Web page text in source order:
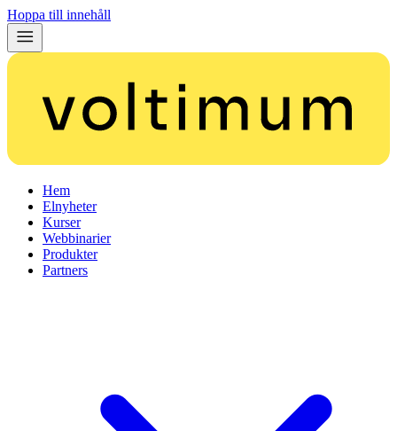
Hoppa till innehåll
Hem
Elnyheter
Kurser
Webbinarier
Produkter
Partners